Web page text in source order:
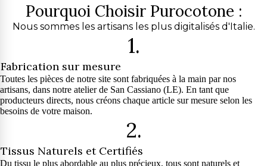
Pourquoi Choisir Purocotone :
Nous sommes les artisans les plus digitalisés d'Italie.
1.
Fabrication sur mesure
Toutes les pièces de notre site sont fabriquées à la main par nos
artisans, dans notre atelier de San Cassiano (LE). En tant que
producteurs directs, nous créons chaque article sur mesure selon les
besoins de votre maison.
2.
Tissus Naturels et Certifiés
Du tissu le plus abordable au plus précieux, tous sont naturels et